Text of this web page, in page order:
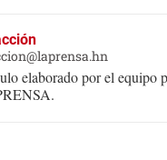
elaborado por el equipo